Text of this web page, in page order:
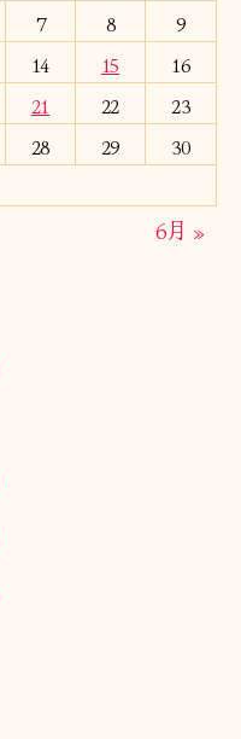
7 8
9
14 15
16
21 22
23
28 29
30
6月 »